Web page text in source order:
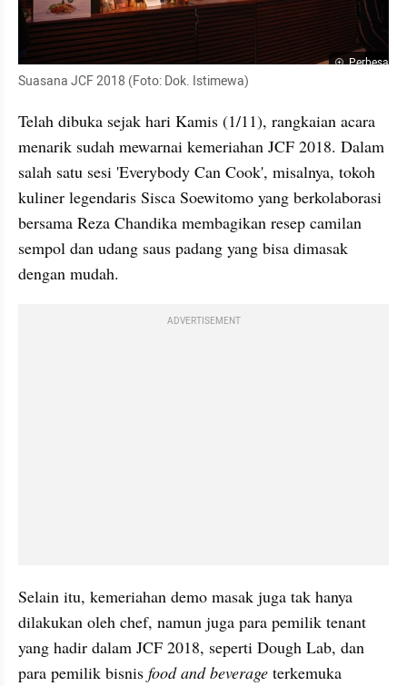
Perbesar
Suasana JCF 2018 (Foto: Dok. Istimewa)
Telah dibuka sejak hari Kamis (1/11), rangkaian acara
menarik sudah mewarnai kemeriahan JCF 2018. Dalam
salah satu sesi 'Everybody Can Cook', misalnya, tokoh
kuliner legendaris Sisca Soewitomo yang berkolaborasi
bersama Reza Chandika membagikan resep camilan
sempol dan udang saus padang yang bisa dimasak
dengan mudah.
ADVERTISEMENT
Selain itu, kemeriahan demo masak juga tak hanya
dilakukan oleh chef, namun juga para pemilik tenant
yang hadir dalam JCF 2018, seperti Dough Lab, dan
para pemilik bisnis food and beverage terkemuka